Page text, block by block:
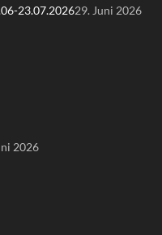
23.07.202629. Juni 2026
2026